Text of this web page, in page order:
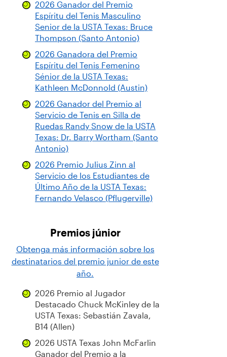
2026 Ganador del Premio
Espíritu del Tenis Masculino
Senior de la USTA Texas: Bruce
Thompson (Santo Antonio)
2026 Ganadora del Premio
Espíritu del Tenis Femenino
Sénior de la USTA Texas:
Kathleen McDonnold (Austin)
2026 Ganador del Premio al
Servicio de Tenis en Silla de
Ruedas Randy Snow de la USTA
Texas: Dr. Barry Wortham (Santo
Antonio)
2026 Premio Julius Zinn al
Servicio de los Estudiantes de
Último Año de la USTA Texas:
Fernando Velasco (Pflugerville)
Premios júnior
Obtenga más información sobre los
destinatarios del premio junior de este
año.
2026 Premio al Jugador
Destacado Chuck McKinley de la
USTA Texas: Sebastián Zavala,
B14 (Allen)
2026 USTA Texas John McFarlin
Ganador del Premio a la